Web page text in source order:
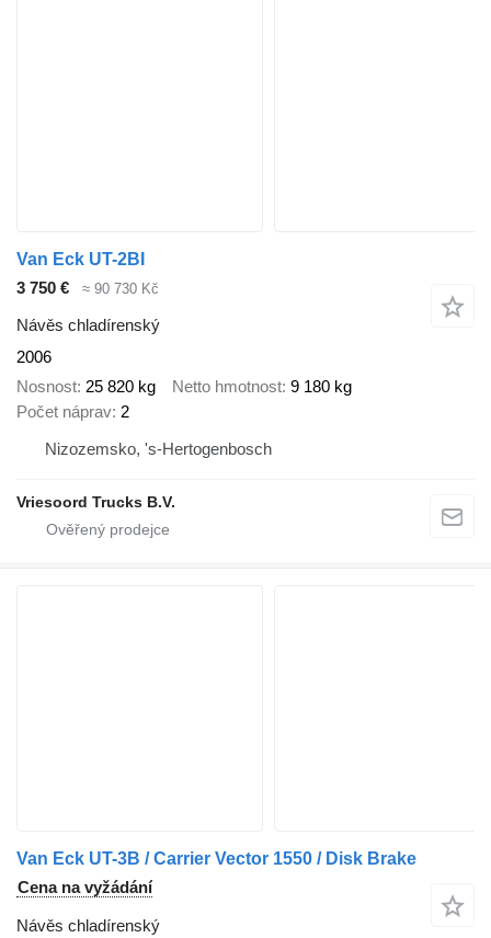
Van Eck UT-2BI
3 750 €
≈ 90 730 Kč
Návěs chladírenský
2006
Nosnost 25 820 kg Netto hmotnost 9 180 kg
Počet náprav 2
Nizozemsko, 's-Hertogenbosch
Vriesoord Trucks B.V.
Van Eck UT-3B / Carrier Vector 1550 / Disk Brake
Cena na vyžádání
Návěs chladírenský